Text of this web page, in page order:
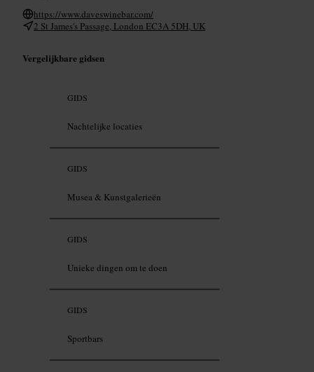
https://www.daveswinebar.com/
2 St James's Passage, London EC3A 5DH, UK
Vergelijkbare gidsen
GIDS
Nachtelijke locaties
GIDS
Musea & Kunstgalerieën
GIDS
Unieke dingen om te doen
GIDS
Sportbars